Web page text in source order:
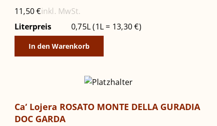
11,50€inkl. MwSt.
Literpreis
0,75L (1L = 13,30 €)
In den Warenkorb
Ca‘ Lojera ROSATO MONTE DELLA GURADIA
DOC GARDA